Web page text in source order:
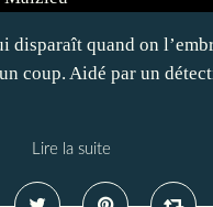
quand on
coup. Aidé par un
Lire la suite